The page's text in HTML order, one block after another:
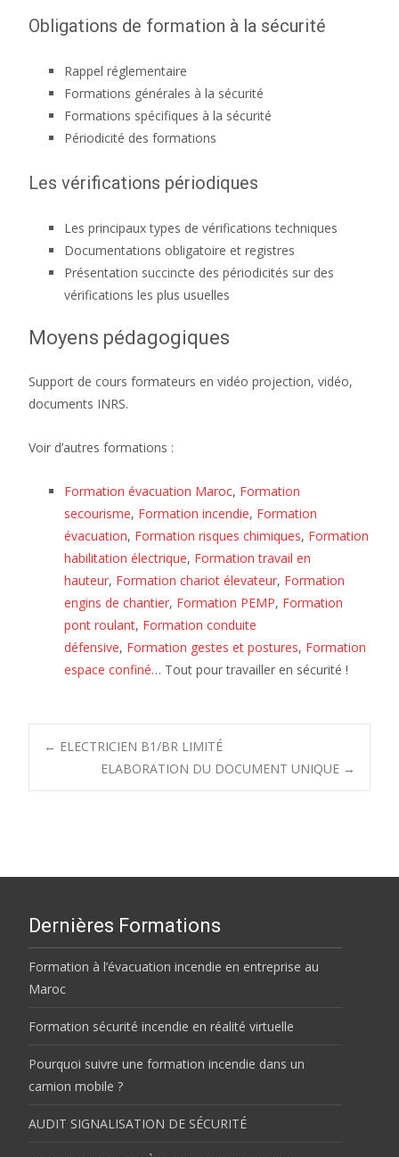
Obligations de formation à la sécurité
Rappel réglementaire
Formations générales à la sécurité
Formations spécifiques à la sécurité
Périodicité des formations
Les vérifications périodiques
Les principaux types de vérifications techniques
Documentations obligatoire et registres
Présentation succincte des périodicités sur des
vérifications les plus usuelles
Moyens pédagogiques
Support de cours formateurs en vidéo projection, vidéo,
documents INRS.
Voir d’autres formations :
Formation évacuation Maroc, Formation
secourisme, Formation incendie, Formation
évacuation, Formation risques chimiques, Formation
habilitation électrique, Formation travail en
hauteur, Formation chariot élevateur, Formation
engins de chantier, Formation PEMP, Formation
pont roulant, Formation conduite
défensive, Formation gestes et postures, Formation
espace confiné… Tout pour travailler en sécurité !
Post
← ELECTRICIEN B1/BR LIMITÉ
ELABORATION DU DOCUMENT UNIQUE →
Dernières Formations
Formation à l’évacuation incendie en entreprise au
Maroc
Formation sécurité incendie en réalité virtuelle
Pourquoi suivre une formation incendie dans un
camion mobile ?
AUDIT SIGNALISATION DE SÉCURITÉ